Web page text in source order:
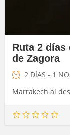
Ruta 2 días
de Zagora
2 DÍAS - 1
Marrakech al